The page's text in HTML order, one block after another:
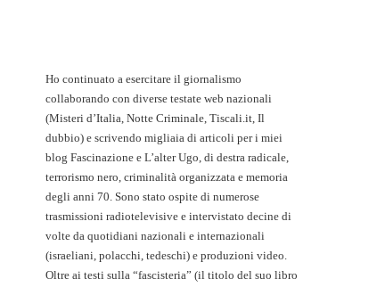
Ho continuato a esercitare il giornalismo
collaborando con diverse testate web nazionali
(Misteri d’Italia, Notte Criminale, Tiscali.it, Il
dubbio) e scrivendo migliaia di articoli per i miei
blog Fascinazione e L’alter Ugo, di destra radicale,
terrorismo nero, criminalità organizzata e memoria
degli anni 70. Sono stato ospite di numerose
trasmissioni radiotelevisive e intervistato decine di
volte da quotidiani nazionali e internazionali
(israeliani, polacchi, tedeschi) e produzioni video.
Oltre ai testi sulla “fascisteria” (il titolo del suo libro